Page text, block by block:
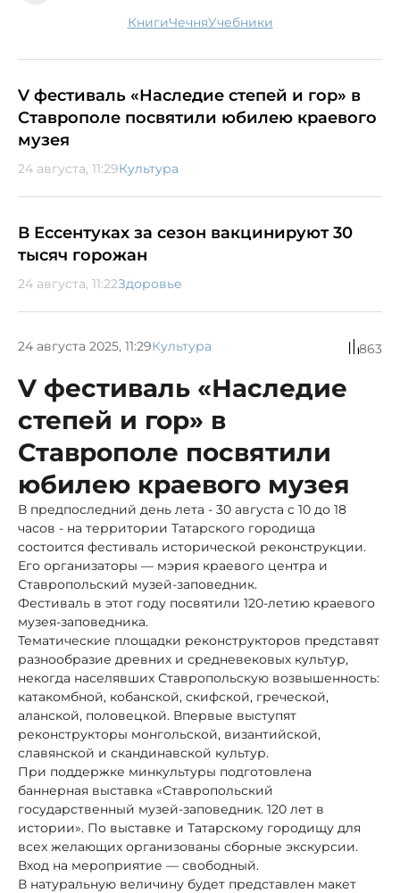
книги Чечня учебники
V фестиваль «Наследие степей и гор» в
Ставрополе посвятили юбилею краевого
музея
24 августа, 11:29Культура
В Ессентуках за сезон вакцинируют 30
тысяч горожан
24 августа, 11:22Здоровье
24 августа 2025, 11:29Культура 863
V фестиваль «Наследие
степей и гор» в
Ставрополе посвятили
юбилею краевого музея
В предпоследний день лета - 30 августа c 10 до 18
часов - на территории Татарского городища
состоится фестиваль исторической реконструкции.
Его организаторы — мэрия краевого центра и
Ставропольский музей-заповедник.
Фестиваль в этот году посвятили 120-летию краевого
музея-заповедника.
Тематические площадки реконструкторов представят
разнообразие древних и средневековых культур,
некогда населявших Ставропольскую возвышенность:
катакомбной, кобанской, скифской, греческой,
аланской, половецкой. Впервые выступят
реконструкторы монгольской, византийской,
славянской и скандинавской культур.
При поддержке минкультуры подготовлена
баннерная выставка «Ставропольский
государственный музей-заповедник. 120 лет в
истории». По выставке и Татарскому городищу для
всех желающих организованы сборные экскурсии.
Вход на мероприятие — свободный.
В натуральную величину будет представлен макет